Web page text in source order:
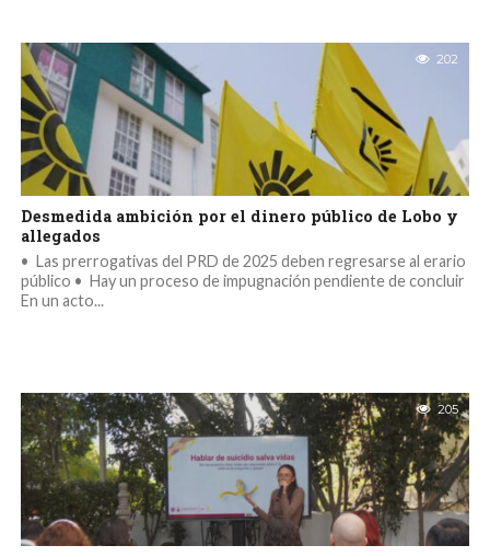
202
Desmedida ambición por el dinero público de Lobo y
allegados
•⁠ ⁠Las prerrogativas del PRD de 2025 deben regresarse al erario
público •⁠ ⁠Hay un proceso de impugnación pendiente de concluir
En un acto...
205